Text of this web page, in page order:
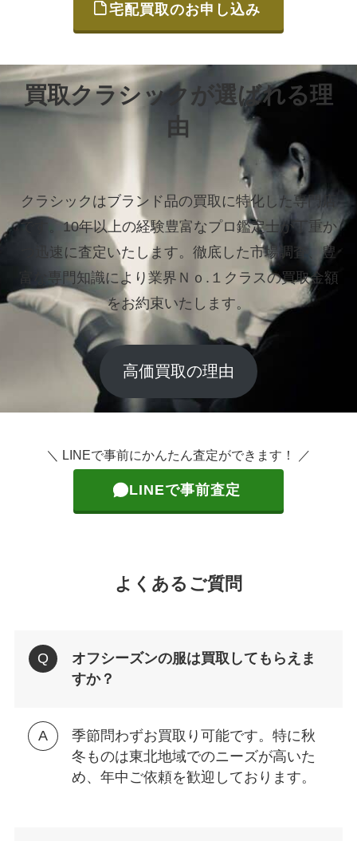
宅配買取のお申し込み
買取クラシックが選ばれる理
由
クラシックはブランド品の買取に特化した専門店
です。10年以上の経験豊富なプロ鑑定士が丁重か
つ迅速に査定いたします。 徹底した市場調査、豊
富な専門知識により業界Ｎｏ.１クラスの買取金額
をお約束いたします。
高価買取の理由
＼ LINEで事前にかんたん査定ができます！ ／
LINEで事前査定
よくあるご質問
オフシーズンの服は買取してもらえま
すか？
季節問わずお買取り可能です。特に秋
冬ものは東北地域でのニーズが高いた
め、年中ご依頼を歓迎しております。